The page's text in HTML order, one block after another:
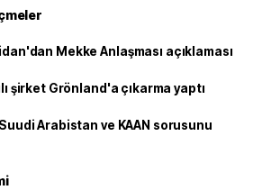
Mekke Anlaşması açıklaması
şirket Grönland'a çıkarma yaptı
Arabistan ve KAAN sorusunu